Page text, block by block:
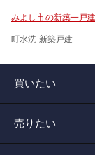
みよし市の新築一戸
町水洗 新築戸建
買いたい
売りたい